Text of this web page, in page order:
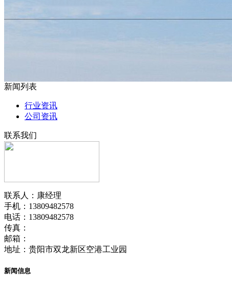
新闻列表
行业资讯
公司资讯
联系我们
联系人：康经理
手机：13809482578
电话：13809482578
传真：
邮箱：
地址：贵阳市双龙新区空港工业园
新闻信息